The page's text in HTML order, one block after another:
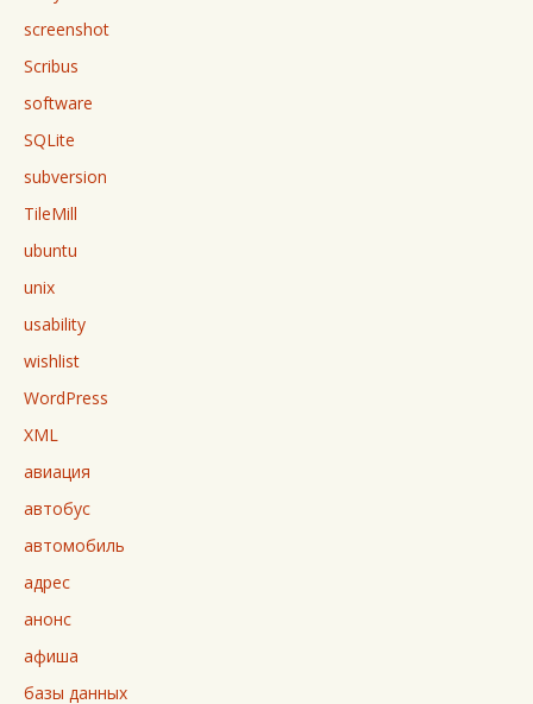
screenshot
Scribus
software
SQLite
subversion
TileMill
ubuntu
unix
usability
wishlist
WordPress
XML
авиация
автобус
автомобиль
адрес
анонс
афиша
базы данных